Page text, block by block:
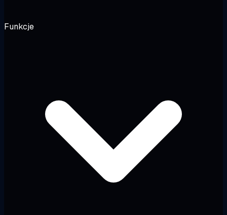
Funkcje